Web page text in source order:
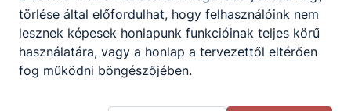
MolTech Kft
törlése által előfordulhat, hogy felhasználóink nem
lesznek képesek honlapunk funkcióinak teljes körű
használatára, vagy a honlap a tervezettől eltérően
fog működni böngészőjében.